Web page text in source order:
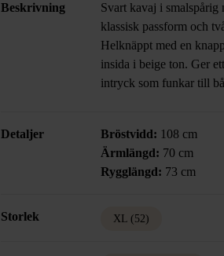
Beskrivning
Svart kavaj i smalspårig
klassisk passform och
Helknäppt med en
insida i beige ton. Ger
intryck som funkar till
Detaljer Bröstvidd: 108 cm
Ärmlängd: 70 cm
Rygglängd: 73 cm
Storlek XL (52)